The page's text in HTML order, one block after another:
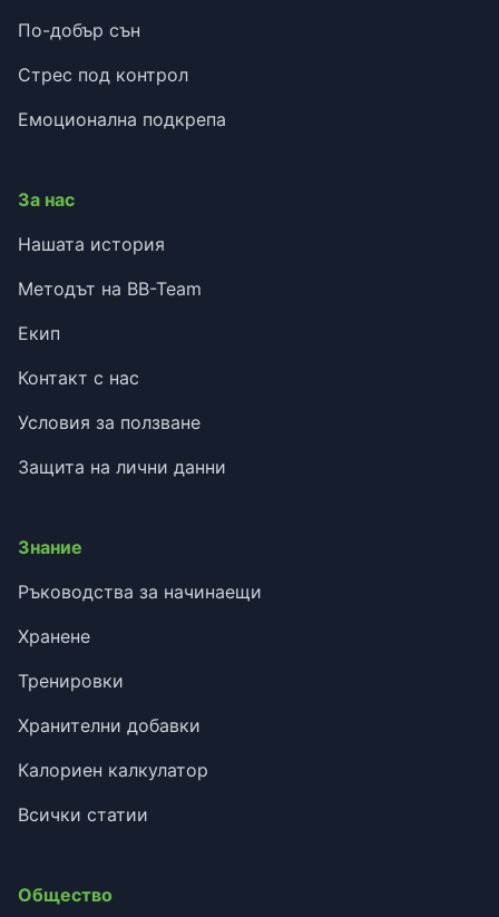
По-добър сън
Стрес под контрол
Емоционална подкрепа
За нас
Нашата история
Методът на BB-Team
Екип
Контакт с нас
Условия за ползване
Защита на лични данни
Знание
Ръководства за начинаещи
Хранене
Тренировки
Хранителни добавки
Калориен калкулатор
Всички статии
Общество